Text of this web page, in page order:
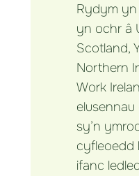
Rydym
yn ochr â
Scotland,
Northern
Work
sy’n
cyfleoedd
ifanc